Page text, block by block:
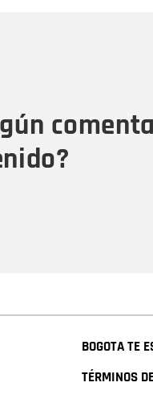
BOGOTA TE
TÉRMINOS